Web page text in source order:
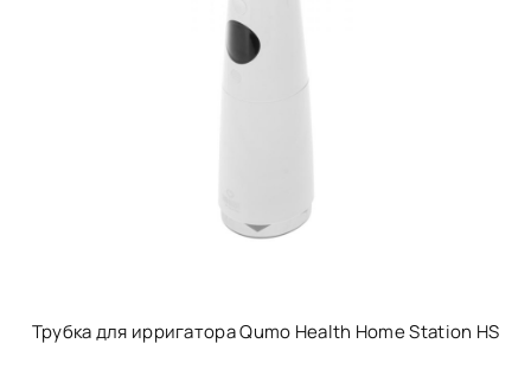
Трубка для ирригатора Qumo Health Home Station HS